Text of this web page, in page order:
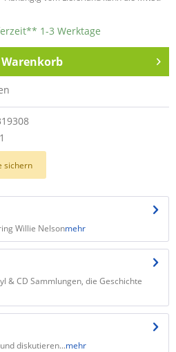
1-3 Werktage
Warenkorb
sichern
Willie Nelsonmehr
& CD Sammlungen, die Geschichte
diskutieren...mehr